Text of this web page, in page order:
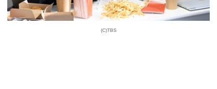
(C)TBS